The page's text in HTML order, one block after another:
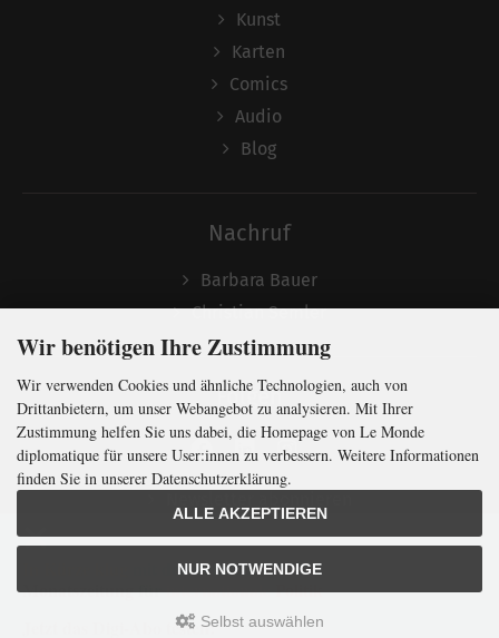
mit der weltweitgrößten
MonatszeitungfürinternationalePolitik
Jetzt das Digi-Abo testen:
Kunst
Karten
Comics
Audio
Blog
Nachruf
Barbara Bauer
Christian Semler
Folgen
LMd © 2026 | Template © 2009-2026 bymodified eCommerce Shopsoftware
Wir benötigen Ihre Zustimmung
Wir verwenden Cookies und ähnliche Technologien, auch von
Drittanbietern, um unser Webangebot zu analysieren. Mit Ihrer
Zustimmung helfen Sie uns dabei, die Homepage von Le Monde
diplomatique für unsere User:innen zu verbessern. Weitere Informationen
finden Sie in unserer Datenschutzerklärung.
ALLE AKZEPTIEREN
NUR NOTWENDIGE
Selbst auswählen